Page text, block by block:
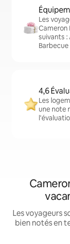
Les
Cameron
suivants :
Barbecue
4,6
Les
une note
Les voyageurs
bien notés en